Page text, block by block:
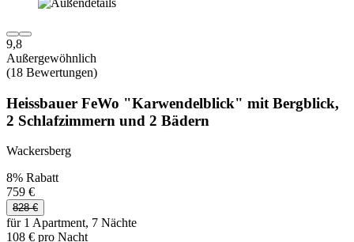
9,8
Außergewöhnlich
(18 Bewertungen)
Heissbauer FeWo "Karwendelblick" mit Bergblick,
2 Schlafzimmern und 2 Bädern
Wackersberg
8% Rabatt
759 €
828 €
für 1 Apartment, 7 Nächte
108 € pro Nacht